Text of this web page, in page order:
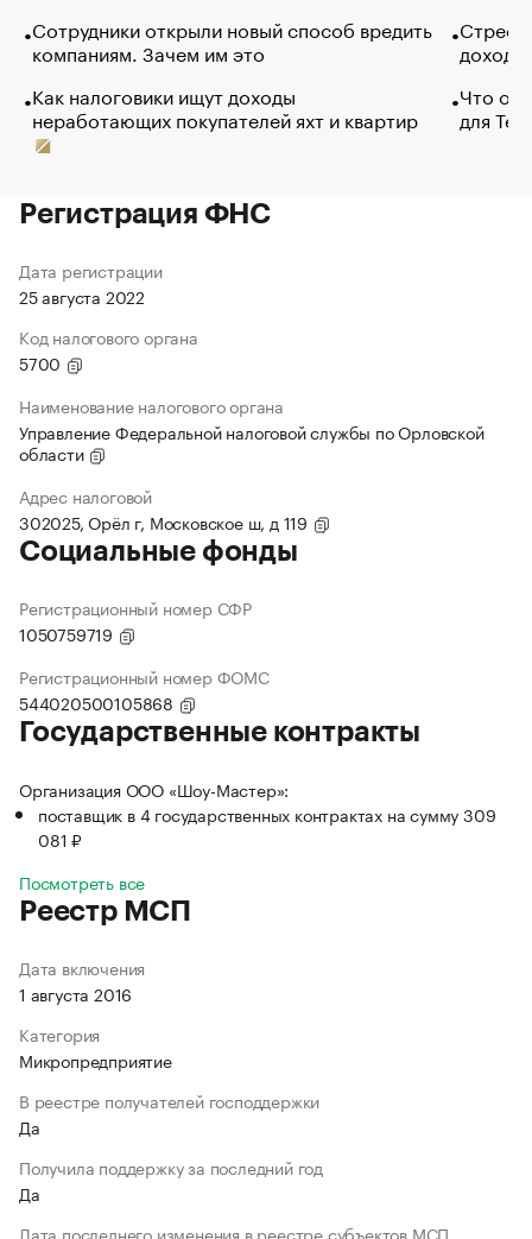
Сотрудники открыли новый способ вредить
компаниям. Зачем им это
Как налоговики ищут доходы
неработающих покупателей яхт и квартир
Что
для
Регистрация ФНС
Дата регистрации
25 августа 2022
Код налогового органа
5700
Наименование налогового органа
Управление Федеральной налоговой службы по Орловской
области
Адрес налоговой
302025, Орёл г, Московское ш, д 119
Социальные фонды
Регистрационный номер СФР
1050759719
Регистрационный номер ФОМС
544020500105868
Государственные контракты
Организация ООО «Шоу-Мастер»:
поставщик в 4 государственных контрактах на сумму 309
081 ₽
Посмотреть все
Реестр МСП
Дата включения
1 августа 2016
Категория
Микропредприятие
В реестре получателей господдержки
Да
Получила поддержку за последний год
Да
Дата последнего изменения в реестре субъектов МСП